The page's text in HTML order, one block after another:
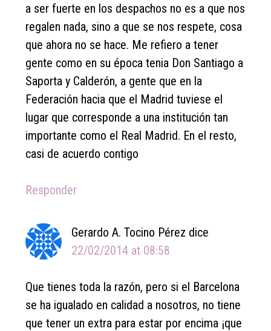
a ser fuerte en los despachos no es a que nos
regalen nada, sino a que se nos respete, cosa
que ahora no se hace. Me refiero a tener
gente como en su época tenia Don Santiago a
Saporta y Calderón, a gente que en la
Federación hacia que el Madrid tuviese el
lugar que corresponde a una institución tan
importante como el Real Madrid. En el resto,
casi de acuerdo contigo
Responder
Gerardo A. Tocino Pérez dice
22/02/2014 at 08:58
Que tienes toda la razón, pero si el Barcelona
se ha igualado en calidad a nosotros, no tiene
que tener un extra para estar por encima ¡que